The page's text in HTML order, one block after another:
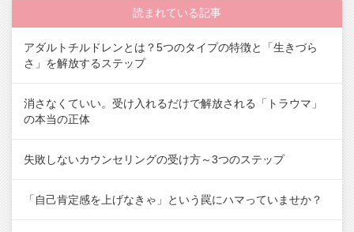
読まれている記事
アダルトチルドレンとは？5つのタイプの特徴と「生きづら
さ」を解放するステップ
消さなくていい。受け入れるだけで解放される「トラウマ」
の本当の正体
失敗しないカウンセリングの受け方～3つのステップ
「自己肯定感を上げなきゃ」という罠にハマっていませか？